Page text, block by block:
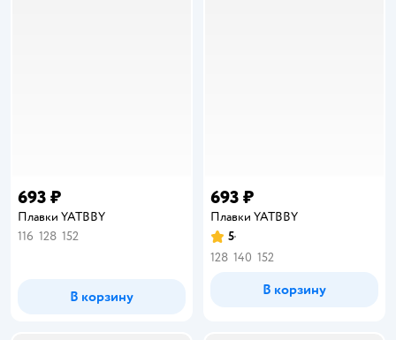
693 ₽
Плавки YATBBY
116 128 152
В корзину
693 ₽
Плавки YATBBY
Рейтинг:
5
128 140 152
В корзину